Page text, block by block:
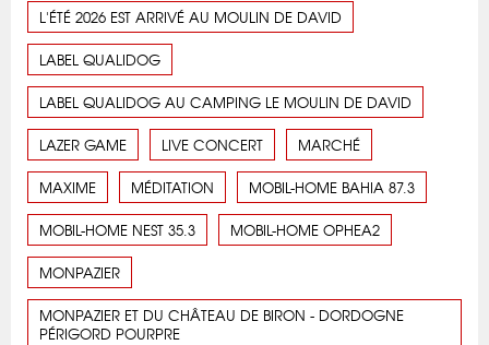
L'ÉTÉ 2026 EST ARRIVÉ AU MOULIN DE DAVID
LABEL QUALIDOG
LABEL QUALIDOG AU CAMPING LE MOULIN DE DAVID
LAZER GAME LIVE CONCERT MARCHÉ
MAXIME MÉDITATION MOBIL-HOME BAHIA 87.3
MOBIL-HOME NEST 35.3 MOBIL-HOME OPHEA2
MONPAZIER
MONPAZIER ET DU CHÂTEAU DE BIRON - DORDOGNE
PÉRIGORD POURPRE